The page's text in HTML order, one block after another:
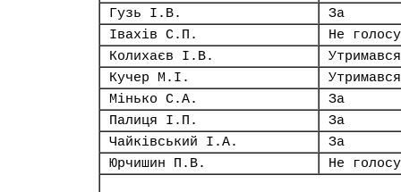
Гузь І.В.
За
Івахів С.П.
Не
Колихаєв І.В.
Утримався
Кучер М.І.
Утримався
Мінько С.А.
За
Палиця І.П.
За
Чайківський І.А.
За
Юрчишин П.В.
Не